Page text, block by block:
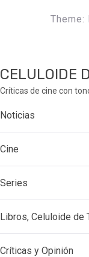
CELULOIDE
Críticas de cine con
Noticias
Cine
Series
Libros, Celuloide de
Críticas y Opinión